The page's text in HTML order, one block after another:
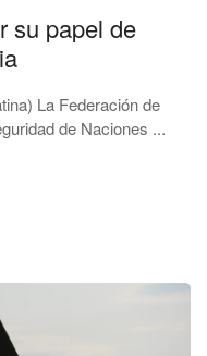
su papel de
La Federación de
de Naciones ...